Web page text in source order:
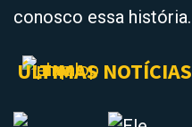
conosco essa história.
ÚLTIMAS NOTÍCIAS